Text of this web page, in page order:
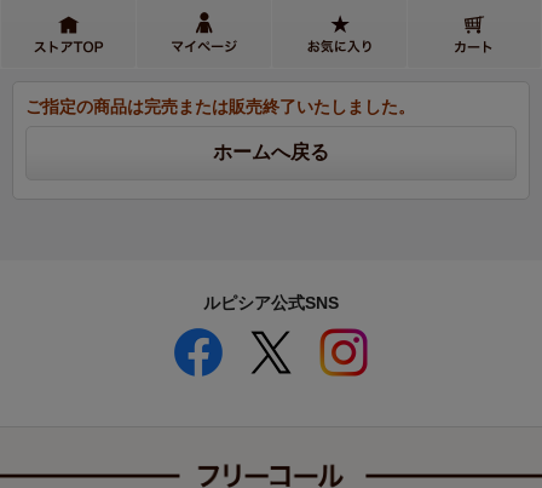
ご指定の商品は完売または販売終了いたしました。
ルピシア公式SNS